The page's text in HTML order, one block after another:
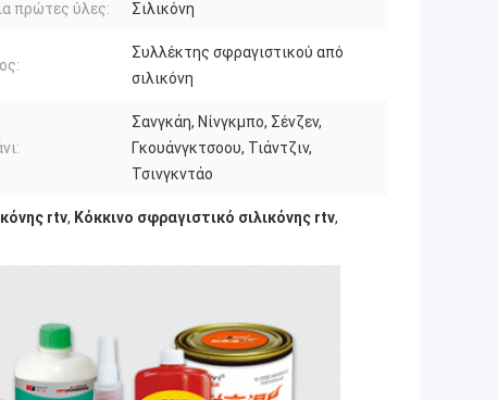
πρώτες ύλες: Σιλικόνη
Συλλέκτης σφραγιστικού από
σιλικόνη
Σανγκάη, Νίνγκμπο, Σένζεν,
Γκουάνγκτσοου, Τιάντζιν,
Τσινγκντάο
rtv, Κόκκινο σφραγιστικό σιλικόνης rtv,